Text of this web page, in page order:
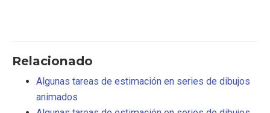
Relacionado
Algunas tareas de estimación en series de dibujos
animados